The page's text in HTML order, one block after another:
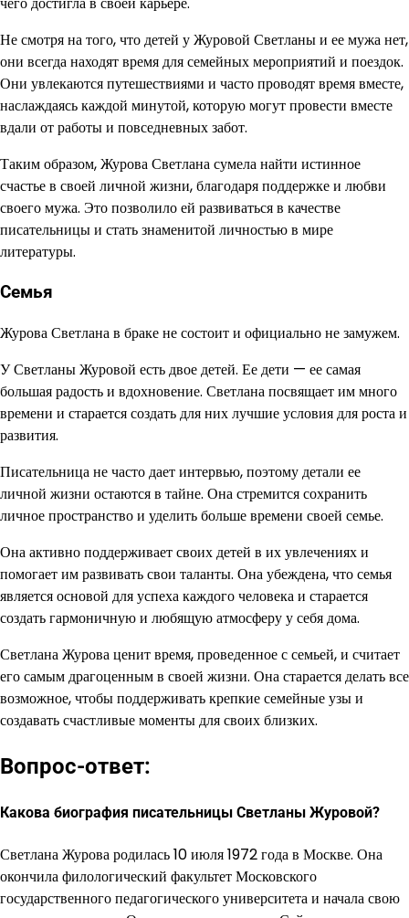
Не смотря на того, что детей у Журовой Светланы и ее мужа нет,
они всегда находят время для семейных мероприятий и поездок.
Они увлекаются путешествиями и часто проводят время вместе,
наслаждаясь каждой минутой, которую могут провести вместе
вдали от работы и повседневных забот.
Таким образом, Журова Светлана сумела найти истинное
счастье в своей личной жизни, благодаря поддержке и любви
своего мужа. Это позволило ей развиваться в качестве
писательницы и стать знаменитой личностью в мире
литературы.
Семья
Журова Светлана в браке не состоит и официально не замужем.
У Светланы Журовой есть двое детей. Ее дети — ее самая
большая радость и вдохновение. Светлана посвящает им много
времени и старается создать для них лучшие условия для роста и
развития.
Писательница не часто дает интервью, поэтому детали ее
личной жизни остаются в тайне. Она стремится сохранить
личное пространство и уделить больше времени своей семье.
Она активно поддерживает своих детей в их увлечениях и
помогает им развивать свои таланты. Она убеждена, что семья
является основой для успеха каждого человека и старается
создать гармоничную и любящую атмосферу у себя дома.
Светлана Журова ценит время, проведенное с семьей, и считает
его самым драгоценным в своей жизни. Она старается делать все
возможное, чтобы поддерживать крепкие семейные узы и
создавать счастливые моменты для своих близких.
Вопрос-ответ:
Какова биография писательницы Светланы Журовой?
Светлана Журова родилась 10 июля 1972 года в Москве. Она
окончила филологический факультет Московского
государственного педагогического университета и начала свою